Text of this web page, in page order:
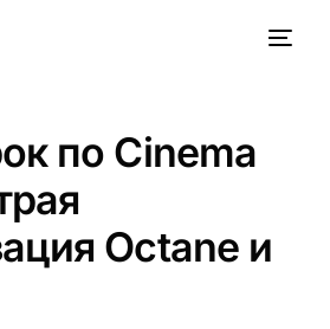
по Cinema
Octane и